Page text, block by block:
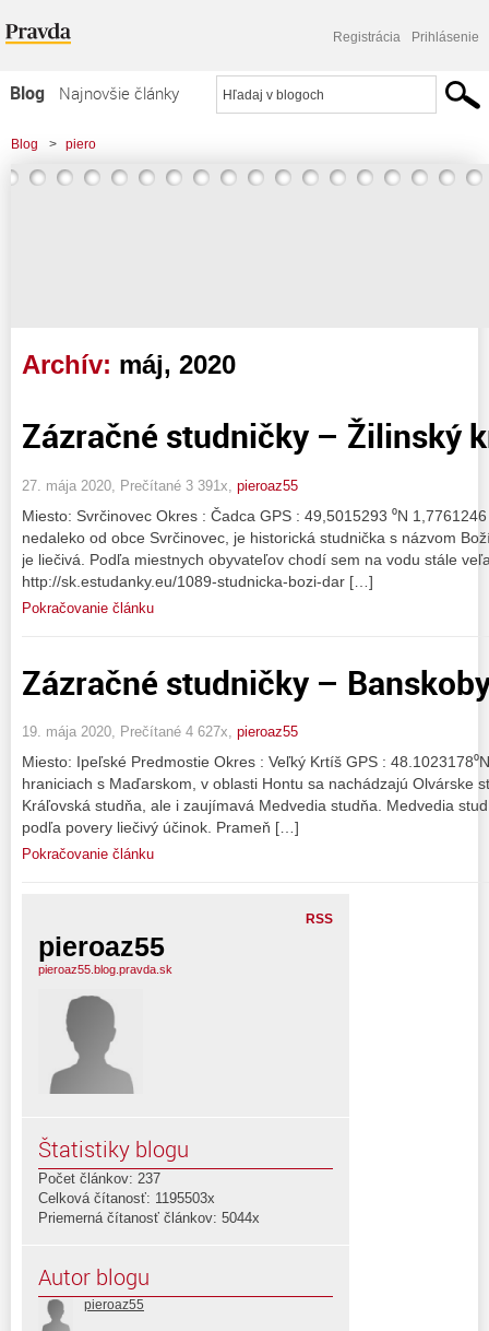
Registrácia Prihlásenie
Blog
Najnovšie články
Najčítanejšie články
Najkomentovanejšie články
Blog > piero
Archív: máj, 2020
Zázračné studničky – Žilinský
27. mája 2020, Prečítané 3 391x, pieroaz55
Miesto: Svrčinovec Okres : Čadca GPS : 49,5015293 ⁰N
nedaleko od obce Svrčinovec, je historická studnička s názvom
je liečivá. Podľa miestnych obyvateľov chodí sem na vodu stále
http://sk.estudanky.eu/1089-studnicka-bozi-dar […]
Pokračovanie článku
Zázračné studničky –
19. mája 2020, Prečítané 4 627x, pieroaz55
Miesto: Ipeľské Predmostie Okres : Veľký Krtíš GPS :
hraniciach s Maďarskom, v oblasti Hontu sa nachádzajú Olvárske
Kráľovská studňa, ale i zaujímavá Medvedia studňa. Medvedia
podľa povery liečivý účinok. Prameň […]
Pokračovanie článku
RSS
pieroaz55
pieroaz55.blog.pravda.sk
Štatistiky blogu
Počet článkov: 237
Celková čítanosť: 1195503x
Priemerná čítanosť článkov: 5044x
Autor blogu
pieroaz55